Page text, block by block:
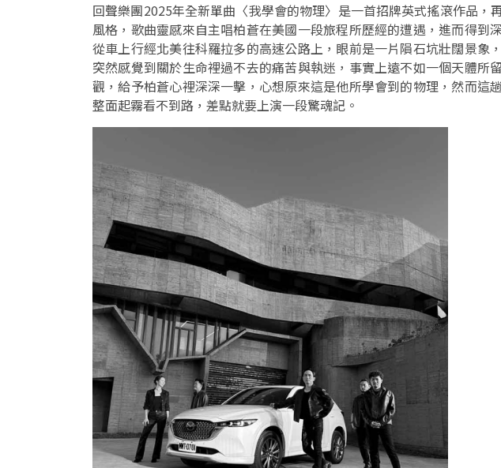
回聲樂團2025年全新單曲〈我學會的物理〉是一首招牌英式搖滾作品，
風格，歌曲靈感來自主唱柏蒼在美國一段旅程所歷經的遭遇，進而得到
從車上行經北美往科羅拉多的高速公路上，眼前是一片隕石坑壯闊景象
突然感覺到關於生命裡過不去的痛苦與執迷，事實上遠不如一個天體所
觀，給予柏蒼心裡深深一擊，心想原來這是他所學會到的物理，然而這
整面起霧看不到路，差點就要上演一段驚魂記。